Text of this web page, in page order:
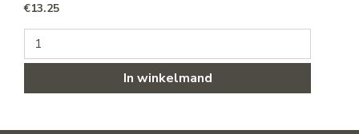
€13.25
Hazelinotaartje aantal
In winkelmand